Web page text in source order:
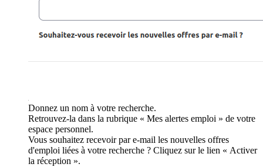
Donnez un nom à votre recherche.
Retrouvez-la dans la rubrique « Mes alertes emploi » de votre
espace personnel.
Vous souhaitez recevoir par e-mail les nouvelles offres
d'emploi liées à votre recherche ? Cliquez sur le lien « Activer
la réception ».